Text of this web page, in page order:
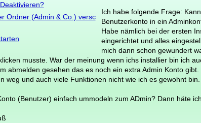
Ordner (Admin & Co.) versc
Ich habe folgende Frage:
Benutzerkonto in ein
Habe nämlich bei der ersten
eingerichtet und alles
mich dann schon gewundert
musste. War der meinung wenn ichs installier bin ich
abmelden gesehen das es noch ein extra Admin Konto
weg und auch viele Funktionen nicht wie ich es gewohnt bin.
(Benutzer) einfach ummodeln zum ADmin? Dann häte